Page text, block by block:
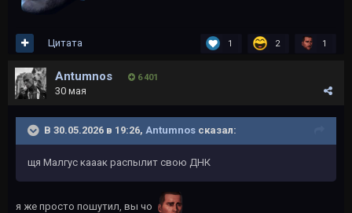
1 2 1
Цитата
Antumnos 6 401
30 мая
В 30.05.2026 в 19:26, Antumnos сказал:
щя Малгус кааак распылит свою ДНК
я же просто пошутил, вы чо